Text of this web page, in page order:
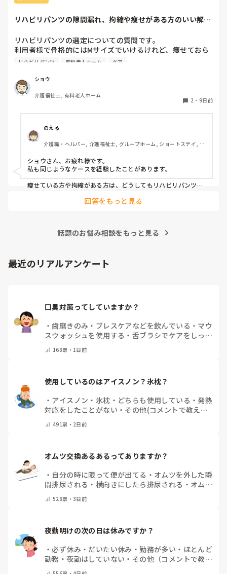
出来る職員がいて基本はは全ての業務をこなすので
います。
以外が残業する事で対応出来ています。）
なのでそういう人が足りていない施設にとっては貴重な存在に
なるし、直接介助しなくても現場で利用者様と会話はするの
そこから興味があればですが、資格取得支援が受けられる可能
性もありますし(^^)
リハビリパンツの隙間漏れ、拘縮や痩せがある方のいい解決
リハビリパンツの選定についての質問です。
利用者様で骨格的にはMサイズでいけるけれど、痩せておら
れたり、拘縮等で隙間ができ、そこから漏れてしまう方がた
ちなみに、パッドも当てている方がほとんどです。
みなさんの施設での対策や、おすすめの選び方・当て方など
よろしくお願いいたします。
リハビリパンツ 有料老人ホーム ケア
ショウ
介護福祉士, 有料老人ホーム
2 ・ 9日前
のえる
介護職・ヘルパー, 介護福祉士, グループホーム, ショートステイ, デ
護
ショウさん、お疲れ様です。
私も同じようなケースを経験したことがあります。
痩せている方や拘縮がある方は、どうしてもリハビリパンツと
か、陰部にきちんとフィットしているかを確認するだけでも漏
それでも漏れが続く場合は、サイズが本当に合っているかを再
検討したり、メーカーを変更して試すこともありました。同じ
ため、排泄後の状態を職員間で共有し、「どこから漏れている
のか」を確認しながら対策を考えていました。
一度で解決することは少ないですが、オムツやパッドの種類、
当て方、交換時間などを少しずつ見直していくことで改善した
ケースもありました。
回答をもっと見る
話題のお悩み相談をもっと見る
最近のリアルアンケート
口臭対策ってしていますか？
・歯磨きのみ ・ ブレスケアなどを飲んでいる ・ マウ
スウォッシュを使用する ・ 舌ブラシでケアをしっか
いない・その他（コメントで教えてください）
168票・ 1日前
使用しているのはアイスノン？氷枕？
・ アイスノン ・ 氷枕 ・ どちらも使用している ・ 発熱
対応をしたことがない ・ その他(コメントで教えて
491票・ 2日前
オムツ交換あるあるってありますか？
・ 自分の時に限って便が出てる ・ オムツを外した瞬
間排尿される ・ 横向きにしたら排尿される ・ オムツ
まっていると快感
528票・3日前
夜勤明けの次の日は休みですか？
・必ず休み・ だいたい休み ・勤務が多い ・ ほとんど
勤務 ・ 夜勤はしていない ・ その他（コメントで教え